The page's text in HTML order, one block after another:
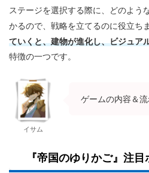
ステージを選択する際に、どのよう
かるので、戦略を立てるのに役立ち
ていくと、建物が進化し、ビジュア
特徴の一つです。
イサム
ゲームの内容＆
『帝国のゆりかご』注